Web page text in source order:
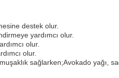
destek olur.
yardımcı olur.
olur.
olur.
sağlarken;Avokado yağı,